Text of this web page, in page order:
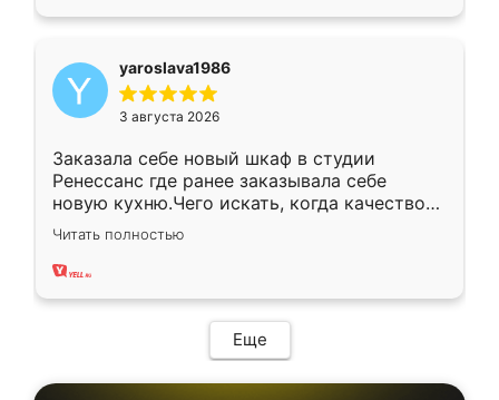
yaroslava1986
3 августа 2026
Заказала себе новый шкаф в студии
Ренессанс где ранее заказывала себе
новую кухню.Чего искать, когда качеством
вполне довольна. Служит кухня уже почти
два года, нареканий нет.
Читать полностью
Еще